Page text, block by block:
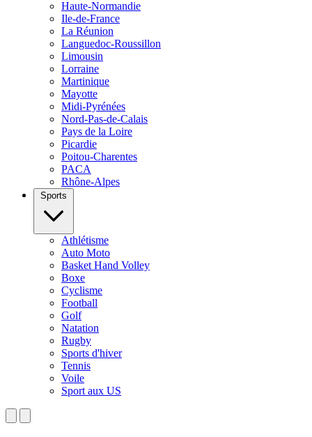
Haute-Normandie
Ile-de-France
La Réunion
Languedoc-Roussillon
Limousin
Lorraine
Martinique
Mayotte
Midi-Pyrénées
Nord-Pas-de-Calais
Pays de la Loire
Picardie
Poitou-Charentes
PACA
Rhône-Alpes
Sports
Athlétisme
Auto Moto
Basket Hand Volley
Boxe
Cyclisme
Football
Golf
Natation
Rugby
Sports d'hiver
Tennis
Voile
Sport aux US